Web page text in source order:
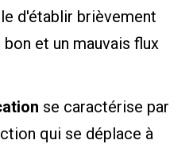
d'établir brièvement
et un mauvais flux
se caractérise par
qui se déplace à